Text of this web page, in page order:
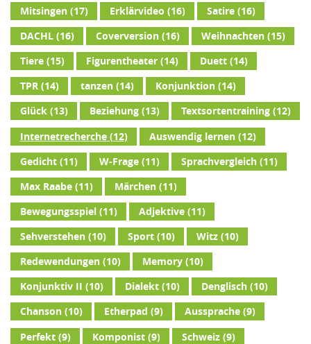
Mitsingen(17) Erklärvideo (16) Satire(16)
DACHL(16) Coverversion(16) Weihnachten(15)
Tiere(15) Figurentheater(14) Duett(14)
TPR(14) tanzen(14) Konjunktion(14)
Glück(13) Beziehung(13) Textsortentraining(12)
Internetrecherche(12) Auswendig lernen(12)
Gedicht(11) W-Frage(11) Sprachvergleich(11)
Max Raabe(11) Märchen(11)
Bewegungsspiel(11) Adjektive(11)
Sehverstehen(10) Sport(10) Witz(10)
Redewendungen(10) Memory(10)
Konjunktiv II (10) Dialekt(10) Denglisch(10)
Chanson(10) Etherpad (9) Aussprache(9)
Perfekt(9) Komponist(9) Schweiz(9)